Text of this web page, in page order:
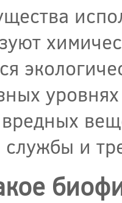
вредных
службы и